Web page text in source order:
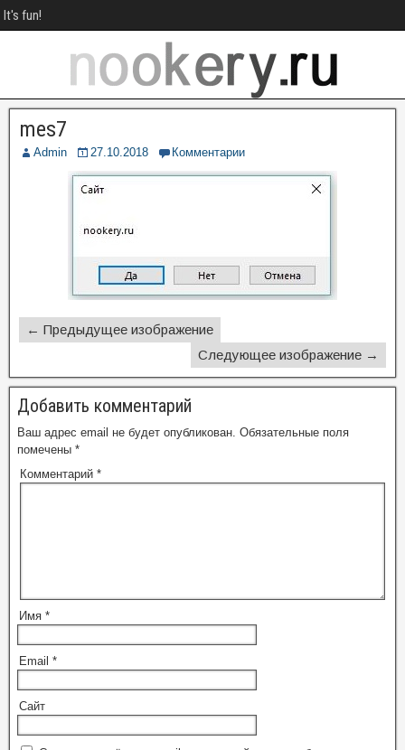
It's fun!
mes7
Admin 27.10.2018 Комментарии
← Предыдущее изображение
Следующее изображение →
Добавить комментарий
Ваш адрес email не будет опубликован. Обязательные поля
помечены *
Комментарий *
Имя *
Email *
Сайт